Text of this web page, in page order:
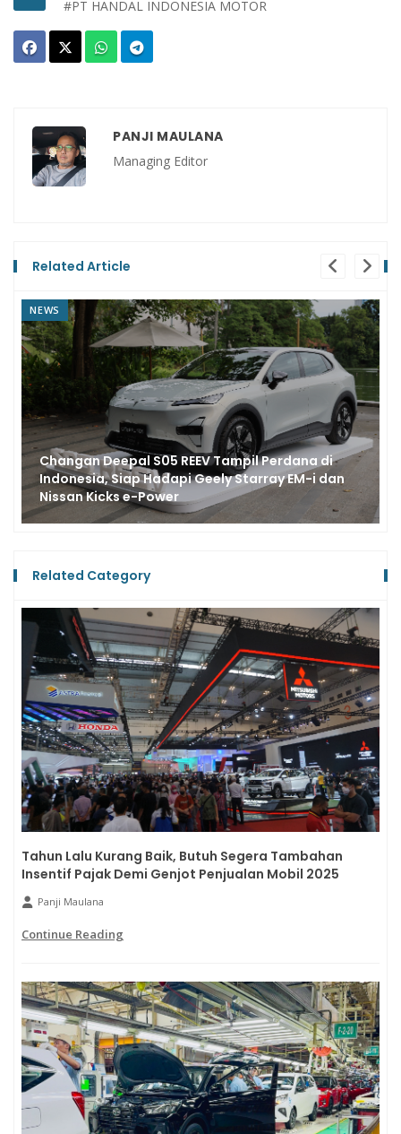
#PT HANDAL INDONESIA MOTOR
PANJI MAULANA
Managing Editor
Related Article
di
EM-i dan
NEWS
Laku Keras, Geely EX2 Dominasi
dengan 1.100 Unit, EX5 Menyusul di
Unit
Related Category
Tahun Lalu Kurang Baik, Butuh Segera Tambahan
Insentif Pajak Demi Genjot Penjualan Mobil 2025
Panji Maulana
Continue Reading